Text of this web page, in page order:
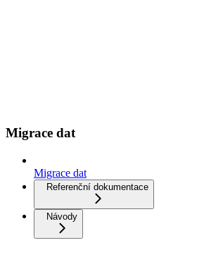
Migrace dat
Migrace dat
Referenční dokumentace
Návody